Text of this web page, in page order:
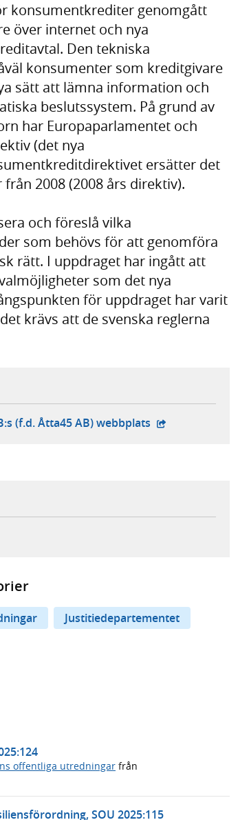
konsumentkrediter genomgått
över internet och nya
Den tekniska
konsumenter som kreditgivare
sätt att lämna information och
beslutssystem. På grund av
har Europaparlamentet och
(det nya
ersätter det
2008 (2008 års direktiv).
och föreslå vilka
som behövs för att genomföra
rätt. I uppdraget har ingått att
som det nya
för uppdraget har varit
krävs att de svenska reglerna
(f.d. Åtta45 AB) webbplats - extern webbplats,
webbplats,
din e-postklient,
Justitiedepartementet
offentliga utredningar från
SOU 2025:115